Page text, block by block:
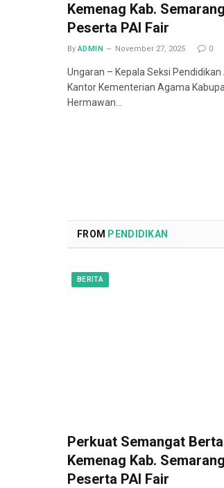
Kemenag Kab.
Peserta PAI Fair
By ADMIN November 27, 2025 0
Ungaran – Kepala Seksi
Kantor Kementerian Agama
Hermawan…
FROM PENDIDIKAN
BERITA
Perkuat Semangat
Kemenag Kab.
Peserta PAI Fair